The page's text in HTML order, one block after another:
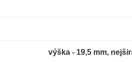
výška - 19,5 mm,